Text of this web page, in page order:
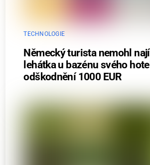
TECHNOLOGIE
Německý turista nemohl
lehátka u bazénu svého
odškodnění 1000 EUR